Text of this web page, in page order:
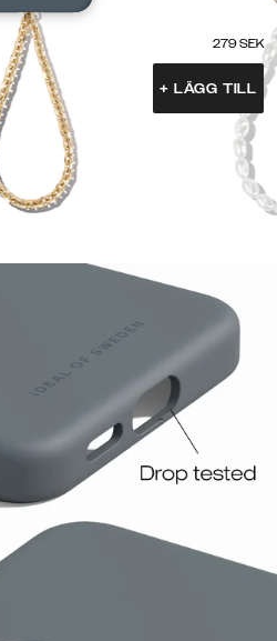
279 SEK
+ LÄGG TILL